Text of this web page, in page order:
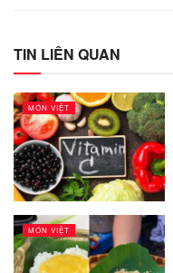
TIN LIÊN QUAN
MÓN VIỆT
MÓN VIỆT